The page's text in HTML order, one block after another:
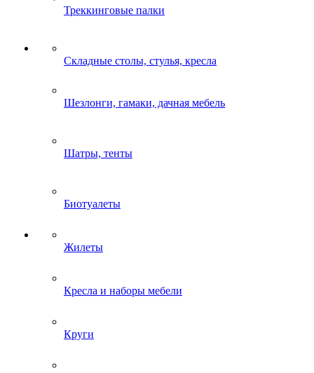
Треккинговые палки
Складные столы, стулья, кресла
Шезлонги, гамаки, дачная мебель
Шатры, тенты
Биотуалеты
Жилеты
Кресла и наборы мебели
Круги